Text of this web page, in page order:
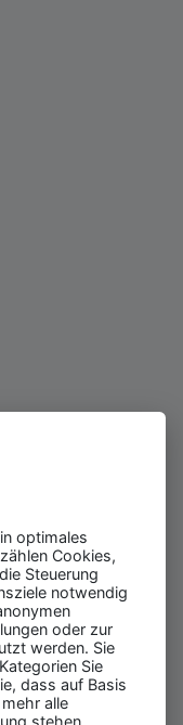
optimales
Cookies,
Steuerung
notwendig
oder zur
werden. Sie
Sie
dass auf Basis
alle